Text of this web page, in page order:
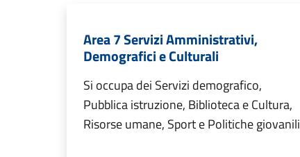
Area 7 Servizi Amministrativi,
Demografici e Culturali
Si occupa dei Servizi demografico,
Pubblica istruzione, Biblioteca e Cultura,
Risorse umane, Sport e Politiche giovanili